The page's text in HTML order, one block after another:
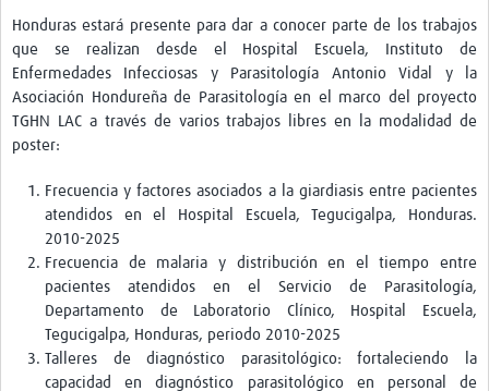
Crear Data Clinic
Búsqueda de información en bases … alertas PubMed
eLearning
Desarrollo profesional
Proyectos Pathfinder
Pathfinder Argentina
Pathfinders Brasil
Pathfinder Colombia
Pathfinder Honduras
Honduras estará presente para dar a conocer parte de los trabajos
que se realizan desde el Hospital Escuela, Instituto de
Enfermedades Infecciosas y Parasitología Antonio Vidal y la
Asociación Hondureña de Parasitología en el marco del proyecto
TGHN LAC a través de varios trabajos libres en la modalidad de
poster:
Frecuencia y factores asociados a la giardiasis entre pacientes
atendidos en el Hospital Escuela, Tegucigalpa, Honduras.
2010-2025
Frecuencia de malaria y distribución en el tiempo entre
pacientes atendidos en el Servicio de Parasitología,
Departamento de Laboratorio Clínico, Hospital Escuela,
Tegucigalpa, Honduras, periodo 2010-2025
Talleres de diagnóstico parasitológico: fortaleciendo la
capacidad en diagnóstico parasitológico en personal de